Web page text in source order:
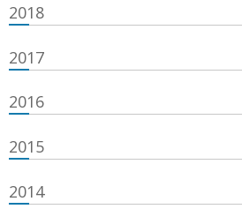
2018
2017
2016
2015
2014